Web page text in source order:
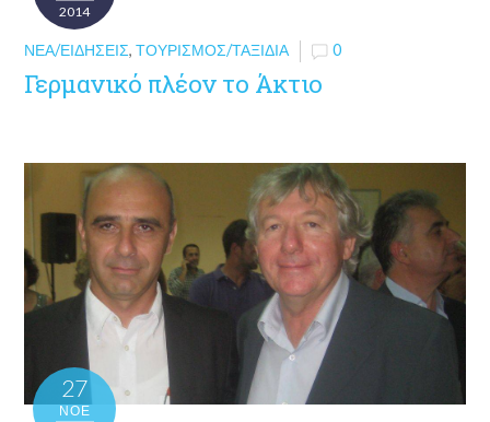
2014
ΝΈΑ/ΕΙΔΉΣΕΙΣ,ΤΟΥΡΙΣΜΌΣ/ΤΑΞΊΔΙΑ 0
Γερμανικό πλέον το Άκτιο
27
ΝΟΈ